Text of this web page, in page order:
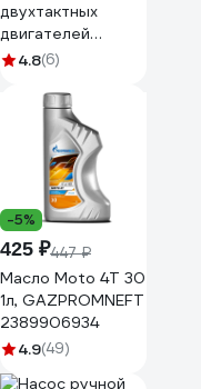
двухтактных
двигателей
садовой техники
MOTOPOWER
HG1720
4.8(6)
-5%
425 ₽447 ₽
Масло Moto 4T 30
1л, GAZPROMNEFT
2389906934
4.9(49)